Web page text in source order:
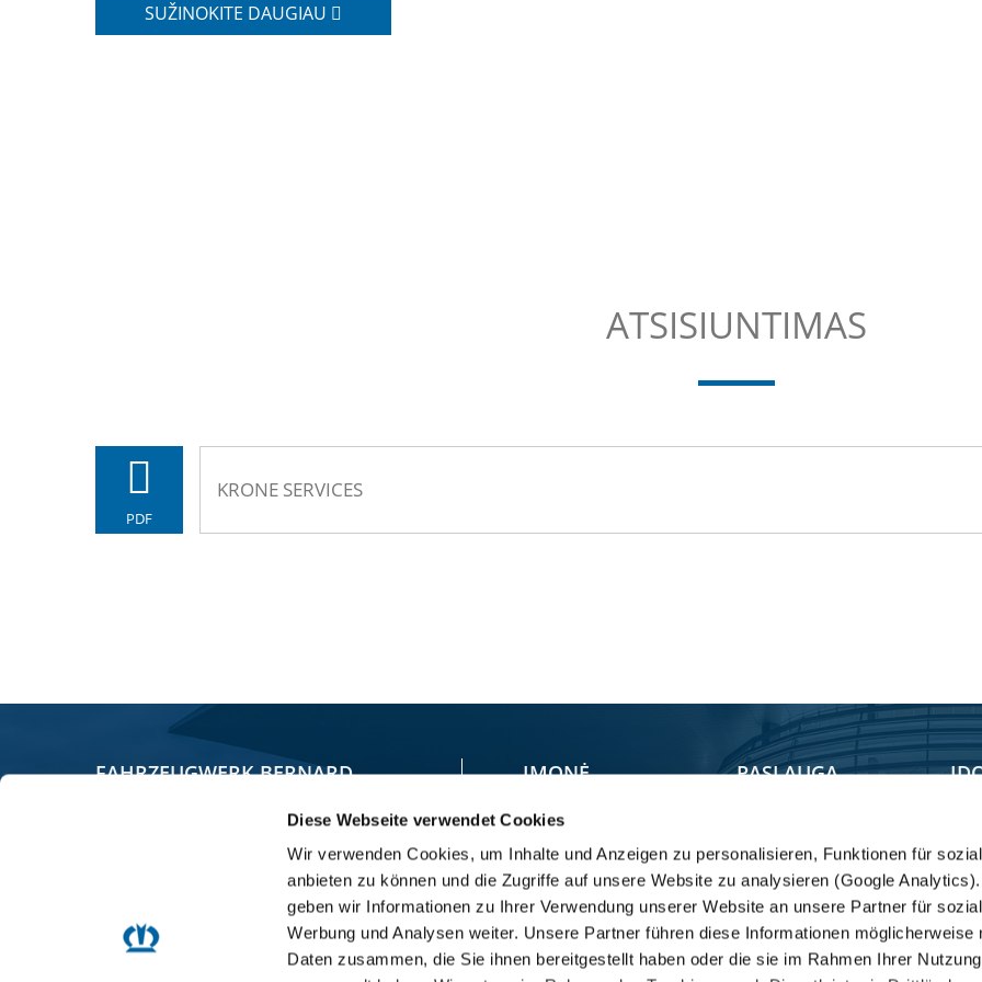
Diese Webseite verwendet Cookies
Wir verwenden Cookies, um Inhalte und Anzeigen zu personalisieren, Funktionen für
anbieten zu können und die Zugriffe auf unsere Website zu analysieren (Google
geben wir Informationen zu Ihrer Verwendung unserer Website an unsere Partner für
Werbung und Analysen weiter. Unsere Partner führen diese Informationen möglicherweise
Daten zusammen, die Sie ihnen bereitgestellt haben oder die sie im Rahmen Ihrer
SUŽINOKITE DAUGIAU
ATSISIUNTIMAS
PDF
KRONE SERVICES
FAHRZEUGWERK BERNARD
Bernard-Krone-Straße 1
49757 Werlte, GERMANY
+49 5951 209-0
ĮMONĖ
CV Group
Filosofija
KRONE grupė
PASLAUGA
Service Locator
Atsarginės dalys
Mobility
Fair Care
Trailer Point